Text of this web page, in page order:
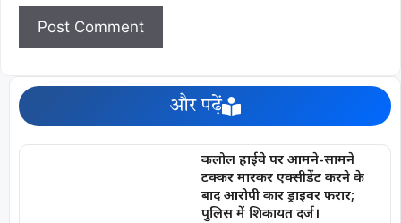
और पढ़ें
कलोल हाईवे पर आमने-सामने
टक्कर मारकर एक्सीडेंट करने के
बाद आरोपी कार ड्राइवर फरार;
पुलिस में शिकायत दर्ज।